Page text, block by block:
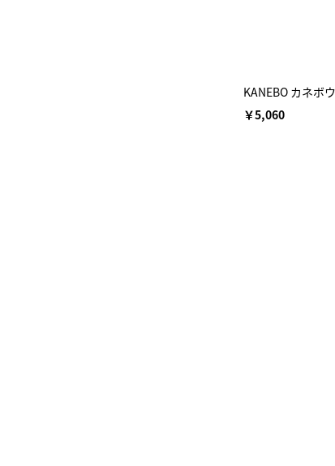
KANEBO カネボ
￥5,060